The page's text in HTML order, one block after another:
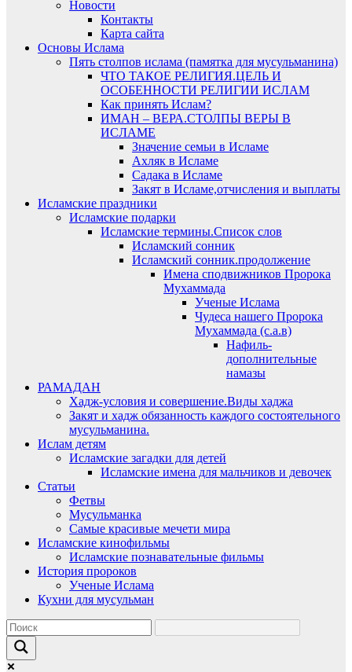
Новости
Контакты
Карта сайта
Основы Ислама
Пять столпов ислама (памятка для мусульманина)
ЧТО ТАКОЕ РЕЛИГИЯ.ЦЕЛЬ И
ОСОБЕННОСТИ РЕЛИГИИ ИСЛАМ
Как принять Ислам?
ИМАН – ВЕРА.СТОЛПЫ ВЕРЫ В
ИСЛАМЕ
Значение семьи в Исламе
Ахляк в Исламе
Садака в Исламе
Закят в Исламе,отчисления и выплаты
Исламские праздники
Исламские подарки
Исламские термины.Список слов
Исламский сонник
Исламский сонник.продолжение
Имена сподвижников Пророка
Мухаммада
Ученые Ислама
Чудеса нашего Пророка
Мухаммада (с.а.в)
Нафиль-
дополнительные
намазы
РАМАДАН
Хадж-условия и совершение.Виды хаджа
Закят и хадж обязанность каждого состоятельного
мусульманина.
Ислам детям
Исламские загадки для детей
Исламские имена для мальчиков и девочек
Статьи
Фетвы
Мусульманка
Самые красивые мечети мира
Исламские кинофильмы
Исламские познавательные фильмы
История пророков
Ученые Ислама
Кухни для мусульман